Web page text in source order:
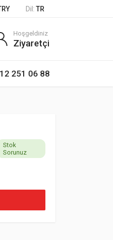
Dil: TR
251 06 88
Hoşgeldiniz
Ziyaretçi
Stok
Sorunuz